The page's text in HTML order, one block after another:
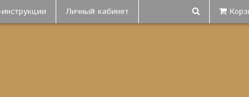
Личный кабинет